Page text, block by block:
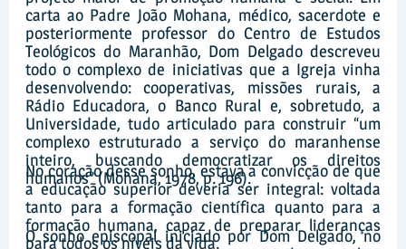
carta ao Padre João Mohana, médico, sacerdote e
posteriormente professor do Centro de Estudos
Teológicos do Maranhão, Dom Delgado descreveu
todo o complexo de iniciativas que a Igreja vinha
desenvolvendo: cooperativas, missões rurais, a
Rádio Educadora, o Banco Rural e, sobretudo, a
Universidade, tudo articulado para construir “um
complexo estruturado a serviço do maranhense
inteiro, buscando democratizar os direitos
humanos” (Mohana, 1978, p. 196).
No coração desse sonho, estava a convicção de que
a educação superior deveria ser integral: voltada
tanto para a formação científica quanto para a
formação humana, capaz de preparar lideranças
para todos os níveis da vida.
O sonho episcopal iniciado por Dom Delgado, no